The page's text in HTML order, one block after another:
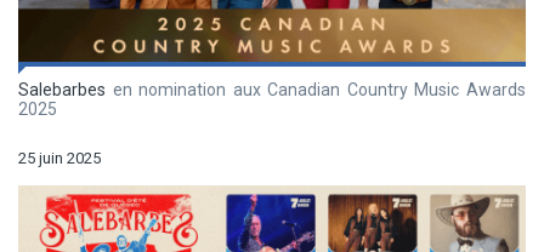
Salebarbes en nomination aux Canadian Country Music Awards
2025
25 juin 2025